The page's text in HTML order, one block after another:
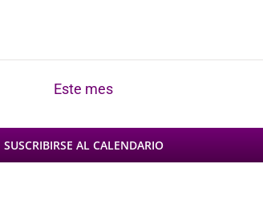
Este mes
SUSCRIBIRSE AL CALENDARIO